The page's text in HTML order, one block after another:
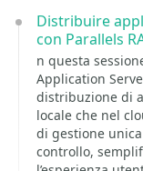
Distribuire
con Parallels
n questa
Application
distribuzione di
locale che nel
di gestione
controllo,